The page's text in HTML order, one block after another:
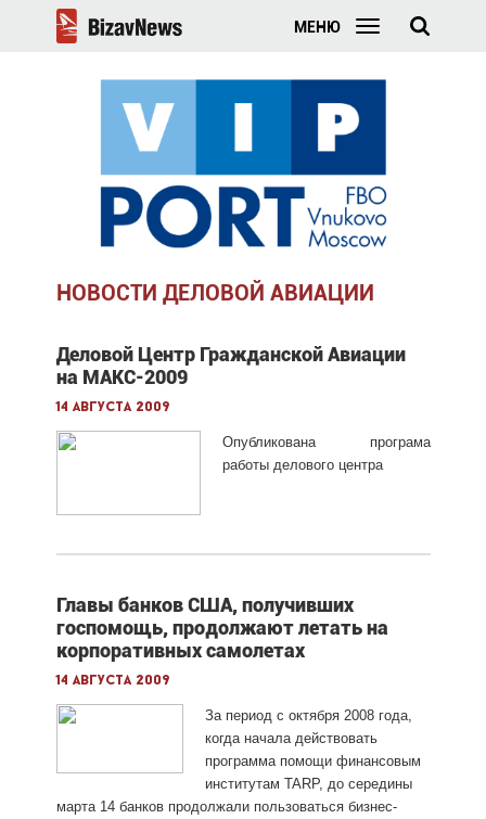
МЕНЮ
НОВОСТИ ДЕЛОВОЙ АВИАЦИИ
Деловой Центр Гражданской Авиации
на МАКС-2009
14 августа 2009
Опубликована програма
работы делового центра
Главы банков США, получивших
госпомощь, продолжают летать на
корпоративных самолетах
14 августа 2009
За период с октября 2008 года,
когда начала действовать
программа помощи финансовым
институтам TARP, до середины
марта 14 банков продолжали пользоваться бизнес-